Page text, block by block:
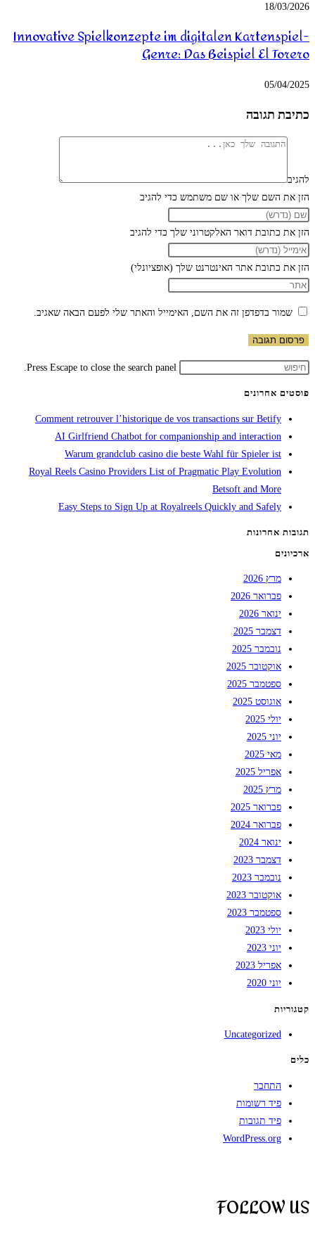
18/03/2026
Innovative Spielkonzepte im digitalen Kartenspiel-
Genre: Das Beispiel El Torero
05/04/2025
כתיבת תגובה
להגיב
הזן את השם שלך או שם משתמש כדי להגיב
הזן את כתובת דואר האלקטרוני שלך כדי להגיב
הזן את כתובת אתר האינטרנט שלך (אופציונלי)
שמור בדפדפן זה את השם, האימייל והאתר שלי לפעם הבאה שאגיב.
Press Escape to close the search panel.
פוסטים אחרונים
Comment retrouver l’historique de vos transactions sur Betify
AI Girlfriend Chatbot for companionship and interaction
Warum grandclub casino die beste Wahl für Spieler ist
Royal Reels Casino Providers List of Pragmatic Play Evolution
Betsoft and More
Easy Steps to Sign Up at Royalreels Quickly and Safely
תגובות אחרונות
ארכיונים
מרץ 2026
פברואר 2026
ינואר 2026
דצמבר 2025
נובמבר 2025
אוקטובר 2025
ספטמבר 2025
אוגוסט 2025
יולי 2025
יוני 2025
מאי 2025
אפריל 2025
מרץ 2025
פברואר 2025
פברואר 2024
ינואר 2024
דצמבר 2023
נובמבר 2023
אוקטובר 2023
ספטמבר 2023
יולי 2023
יוני 2023
אפריל 2023
יוני 2020
קטגוריות
Uncategorized
כלים
התחבר
פיד רשומות
פיד תגובות
WordPress.org
FOLLOW US